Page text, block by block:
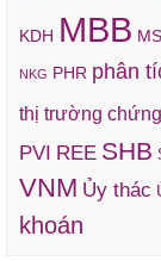
KDH MBB
NKG PHR phân
thị trường
PVI REE SHB
VNM Ủy thác
khoán